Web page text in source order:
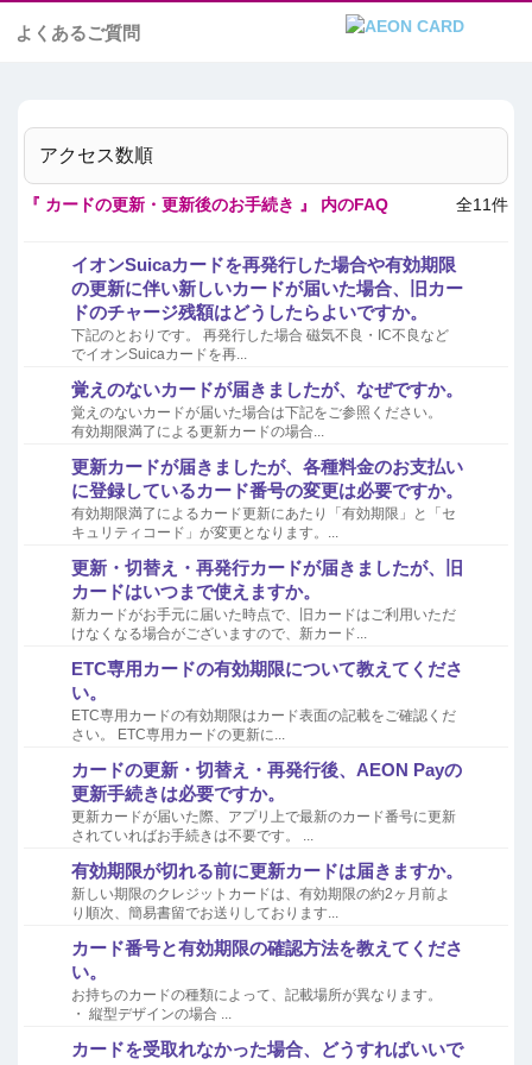
よくあるご質問
『 カードの更新・更新後のお手続き 』 内のFAQ 全11件
イオンSuicaカードを再発行した場合や有効期限
の更新に伴い新しいカードが届いた場合、旧カー
ドのチャージ残額はどうしたらよいですか。
下記のとおりです。 再発行した場合 磁気不良・IC不良など
でイオンSuicaカードを再...
覚えのないカードが届きましたが、なぜですか。
覚えのないカードが届いた場合は下記をご参照ください。
有効期限満了による更新カードの場合...
更新カードが届きましたが、各種料金のお支払い
に登録しているカード番号の変更は必要ですか。
有効期限満了によるカード更新にあたり「有効期限」と「セ
キュリティコード」が変更となります。...
更新・切替え・再発行カードが届きましたが、旧
カードはいつまで使えますか。
新カードがお手元に届いた時点で、旧カードはご利用いただ
けなくなる場合がございますので、新カード...
ETC専用カードの有効期限について教えてくださ
い。
ETC専用カードの有効期限はカード表面の記載をご確認くだ
さい。 ETC専用カードの更新に...
カードの更新・切替え・再発行後、AEON Payの
更新手続きは必要ですか。
更新カードが届いた際、アプリ上で最新のカード番号に更新
されていればお手続きは不要です。 ...
有効期限が切れる前に更新カードは届きますか。
新しい期限のクレジットカードは、有効期限の約2ヶ月前よ
り順次、簡易書留でお送りしております...
カード番号と有効期限の確認方法を教えてくださ
い。
お持ちのカードの種類によって、記載場所が異なります。
・ 縦型デザインの場合 ...
カードを受取れなかった場合、どうすればいいで